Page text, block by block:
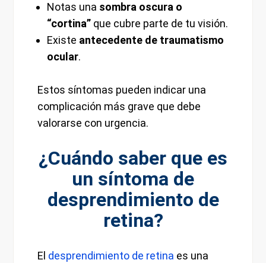
Notas una sombra oscura o
“cortina” que cubre parte de tu visión.
Existe antecedente de traumatismo
ocular.
Estos síntomas pueden indicar una
complicación más grave que debe
valorarse con urgencia.
¿Cuándo saber que es
un síntoma de
desprendimiento de
retina?
El desprendimiento de retina es una